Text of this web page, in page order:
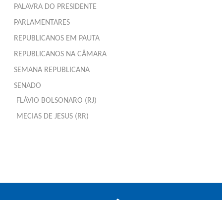
PALAVRA DO PRESIDENTE
PARLAMENTARES
REPUBLICANOS EM PAUTA
REPUBLICANOS NA CÂMARA
SEMANA REPUBLICANA
SENADO
FLÁVIO BOLSONARO (RJ)
MECIAS DE JESUS (RR)